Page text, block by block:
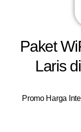
Paket
Laris
Promo Harga